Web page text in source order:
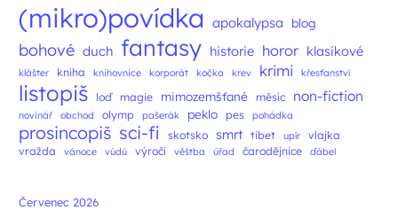
(mikro)povídka apokalypsa blog
bohové duch fantasy historie horor klasikové
klášter kniha knihovnice korporát kočka krev krimi křesťanství
listopiš loď magie mimozemšťané měsíc non-fiction
novinář obchod olymp pašerák peklo pes pohádka
prosincopiš sci-fi skotsko smrt tibet upír
vlajka
vražda
vánoce vúdú výročí věštba úřad čarodějnice ďábel
Červenec 2026